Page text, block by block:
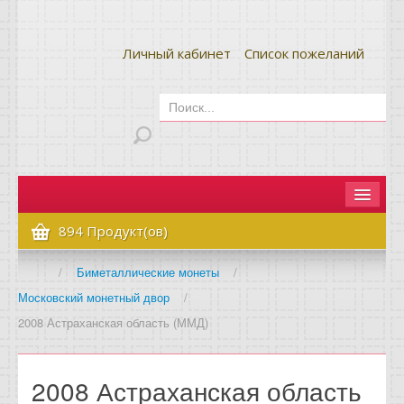
Личный кабинет Список пожеланий
Главная
Как сделать заказ
Оплата и доставка
894 Продукт(ов)
/ Биметаллические монеты
/
Московский монетный двор
/
2008 Астраханская область (ММД)
2008 Астраханская область